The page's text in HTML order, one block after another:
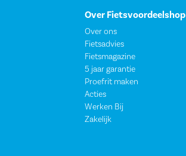
Over Fietsvoordeelshop
Over ons
Fietsadvies
Fietsmagazine
5 jaar garantie
Proefrit maken
Acties
Werken Bij
Zakelijk